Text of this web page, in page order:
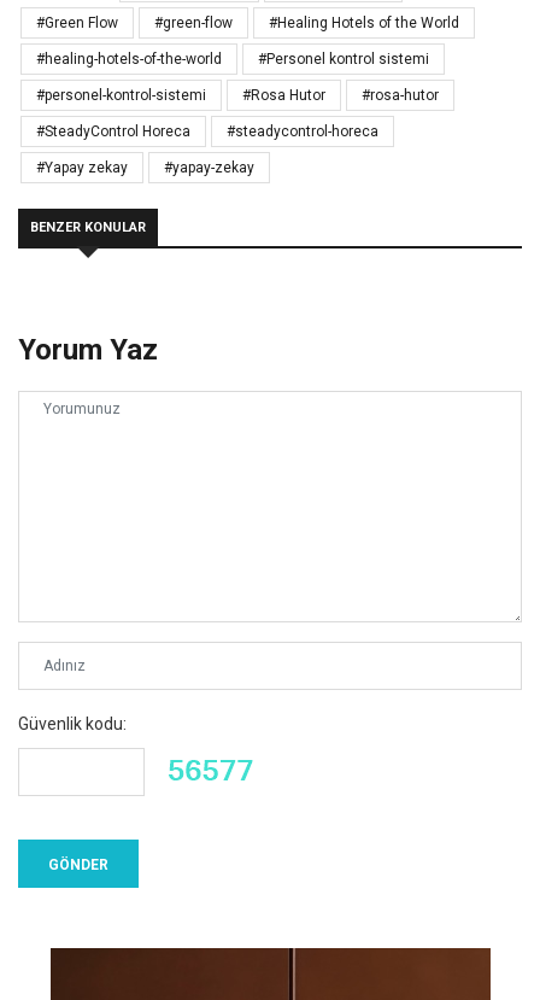
#Green Flow #green-flow #Healing Hotels of the World
#healing-hotels-of-the-world #Personel kontrol sistemi
#personel-kontrol-sistemi #Rosa Hutor #rosa-hutor
#SteadyControl Horeca #steadycontrol-horeca
#Yapay zekay #yapay-zekay
BENZER KONULAR
Yorum Yaz
Güvenlik kodu: